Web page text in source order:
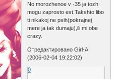
No morozhenoe v -35 ja tozh
mogu zaprosto est.Takshto libo
ti nikakoj ne psih(pokrajnej
mere ja tak dumaju),ili mi obe
crazy.
Отредактировано Girl-A
(2006-02-04 19:22:02)
0